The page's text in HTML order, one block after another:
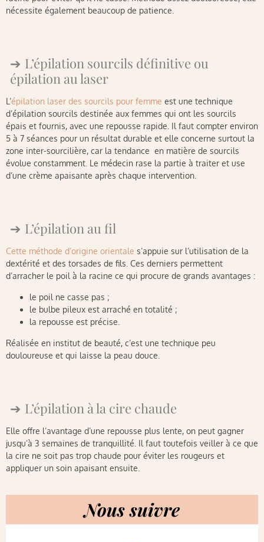
nécessite également beaucoup de patience.
L’épilation sourcils définitive ou
épilation au laser
L’épilation laser des sourcils pour femme est une technique
d’épilation sourcils destinée aux femmes qui ont les sourcils
épais et fournis, avec une repousse rapide. Il faut compter environ
5 à 7 séances pour un résultat durable et elle concerne surtout la
zone inter-sourcilière, car la tendance en matière de sourcils
évolue constamment. Le médecin rase la partie à traiter et use
d’une crème apaisante après chaque intervention.
L’épilation au fil
Cette méthode d’origine orientale s’appuie sur l’utilisation de la
dextérité et des torsades de fils. Ces derniers permettent
d’arracher le poil à la racine ce qui procure de grands avantages :
le poil ne casse pas ;
le bulbe pileux est arraché en totalité ;
la repousse est précise.
Réalisée en institut de beauté, c’est une technique peu
douloureuse et qui laisse la peau douce.
L’épilation à la cire chaude
Elle offre l’avantage d’une repousse plus lente, on peut gagner
jusqu’à 3 semaines de tranquillité. Il faut toutefois veiller à ce que
la cire ne soit pas trop chaude pour éviter les rougeurs et
appliquer un soin apaisant ensuite.
Nous suivre